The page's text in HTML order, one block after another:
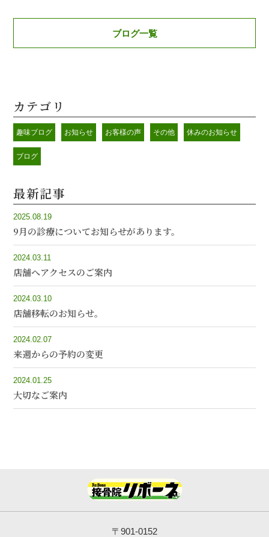
ブログ一覧
カテゴリ
趣味ブログ お知らせ お客様の声 その他 休みのお知らせ
ブログ
最新記事
2025.08.19
9月の診療についてお知らせがあります。
2024.03.11
店舗へアクセスのご案内
2024.03.10
店舗移転のお知らせ。
2024.02.07
来週からの予約の変更
2024.01.25
大切なご案内
〒901-0152